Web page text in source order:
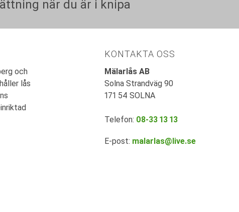
när du är i knipa
och
lås
KONTAKTA OSS
Mälarlås AB
Solna Strandväg 90
171 54 SOLNA
Telefon: 08-33 13 13
E-post: malarlas@live.se